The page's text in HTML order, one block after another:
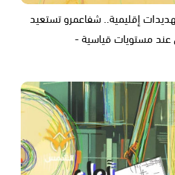
إقليمية.. شفاعمرو تستعيد
عند مستويات قياسية -